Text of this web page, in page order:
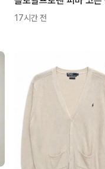
17시간 전